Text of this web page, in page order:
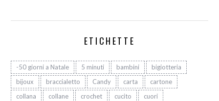
ETICHETTE
-50 giorni a Natale 5 minuti bambini
bigiotteria
bijoux
braccialetto Candy carta
cartone
collana
collane crochet cucito
cuori